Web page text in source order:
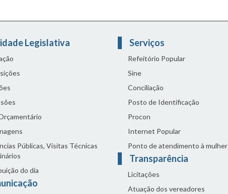
Legislativa
Públicas, Visitas Técnicas
do dia
Serviços
Refeitório Popular
Sine
Conciliação
Posto de Identificação
Procon
Internet Popular
Ponto de atendimento à mulher
Transparência
Licitações
Atuação dos vereadores